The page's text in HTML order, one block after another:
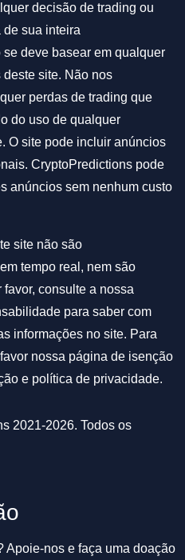
decisão de trading ou
sua inteira
deve basear em qualquer
site. Não nos
perdas de trading que
do uso de qualquer
O site pode incluir anúncios
CryptoPredictions pode
anúncios sem nenhum custo
site não são
tempo real, nem são
consulte a nossa
para saber com
informações no site. Para
nossa página de isenção
e política de privacidade.
2021-2026. Todos os
Apoie-nos e faça uma doação